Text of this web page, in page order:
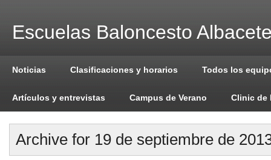
Escuelas Baloncesto
Noticias Clasificaciones y horarios Todos los
Artículos y entrevistas Campus de Verano Clinic de
Archive for 19 de septiembre de